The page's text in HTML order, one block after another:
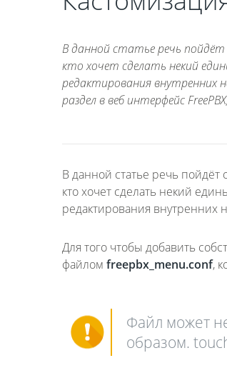
В данной статье речь пойдёт
кто хочет сделать некий
редактирования внутренних
раздел в веб интерфейс
В данной статье речь пойдёт
кто хочет сделать некий
редактирования внутренних
Для того чтобы добавить
файлом freepbx_menu.conf,
Файл может
образом.